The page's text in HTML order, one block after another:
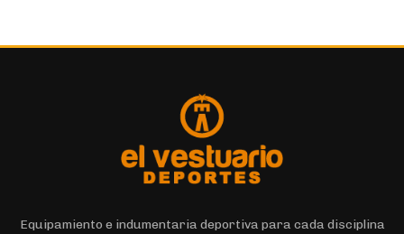
Equipamiento e indumentaria deportiva para cada disciplina